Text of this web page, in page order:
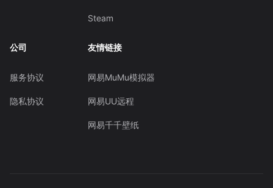
Steam
公司
服务协议
隐私协议
友情链接
网易MuMu模拟器
网易UU远程
网易千千壁纸